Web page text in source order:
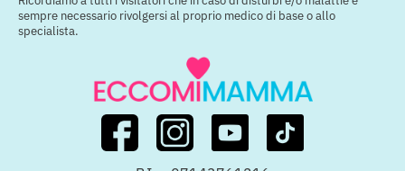
sempre necessario rivolgersi al proprio medico di base o allo
specialista.